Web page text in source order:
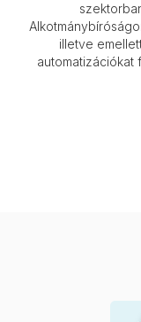
illetve